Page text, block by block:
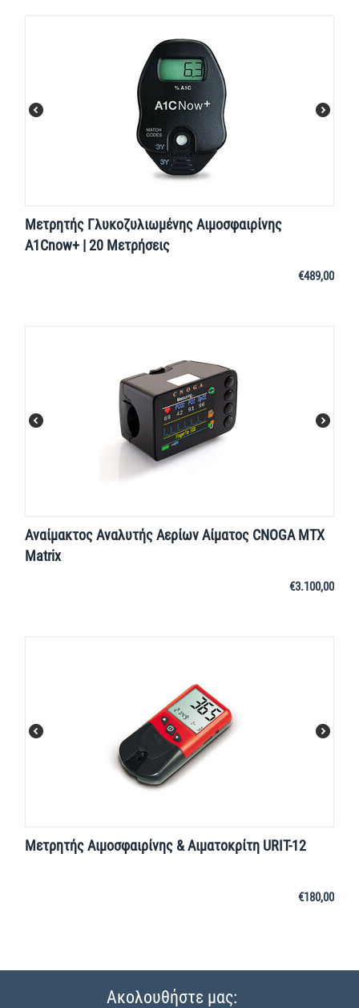
Μετρητής Γλυκοζυλιωμένης Αιμοσφαιρίνης
A1Cnow+ | 20 Μετρήσεις
€489,00
Αναίμακτος Αναλυτής Αερίων Αίματος CNOGA MTX
Matrix
€3.100,00
Μετρητής Αιμοσφαιρίνης & Αιματοκρίτη URIT-12
€180,00
Ακολουθήστε μας: